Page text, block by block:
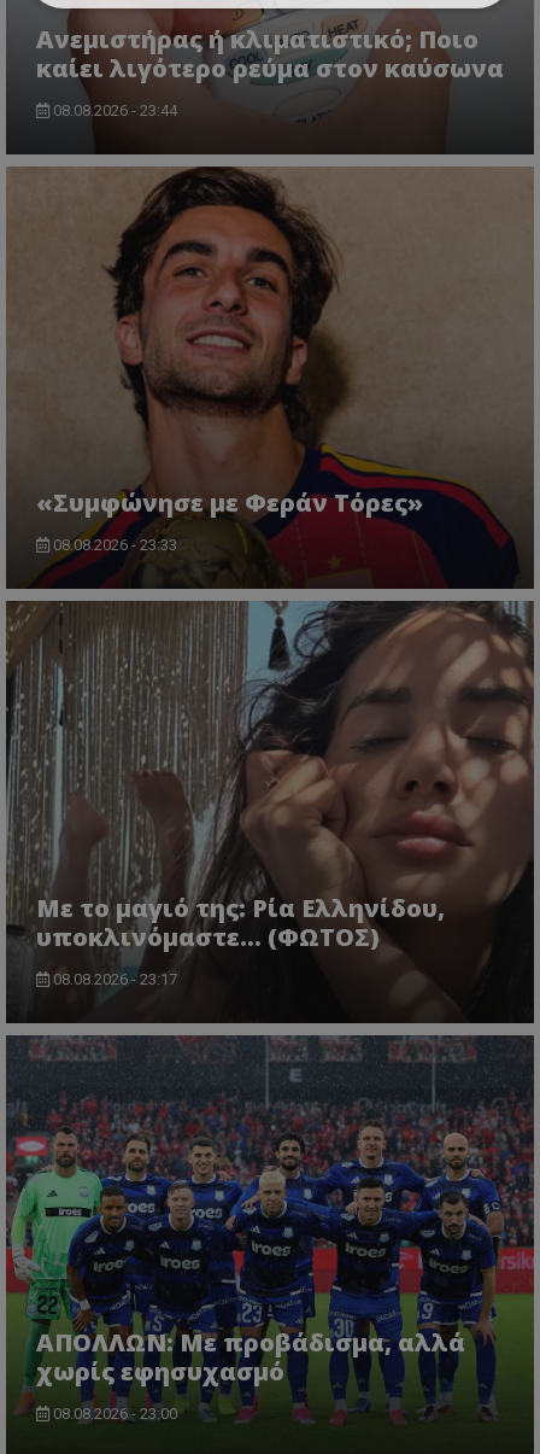
Ανεμιστήρας ή κλιματιστικό; Ποιο
καίει λιγότερο ρεύμα στον καύσωνα
08.08.2026 - 23:44
«Συμφώνησε με Φεράν Τόρες»
08.08.2026 - 23:33
Με το μαγιό της: Ρία Ελληνίδου,
υποκλινόμαστε… (ΦΩΤΟΣ)
08.08.2026 - 23:17
ΑΠΟΛΛΩΝ: Με προβάδισμα, αλλά
χωρίς εφησυχασμό
08.08.2026 - 23:00